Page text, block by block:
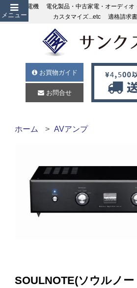
メニュー
サンクス電機 電化製品・中古家電・オーディ
カスタマイズ...etc 適格請求
お買物ガイド
お問合せ
ホーム AVアンプ
SOULNOTE(ソウルノ